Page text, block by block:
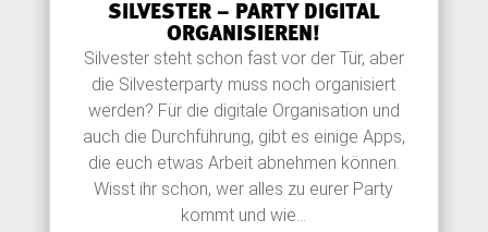
SILVESTER – PARTY DIGITAL
ORGANISIEREN!
Silvester steht schon fast vor der Tür, aber
die Silvesterparty muss noch organisiert
werden? Für die digitale Organisation und
auch die Durchführung, gibt es einige Apps,
die euch etwas Arbeit abnehmen können.
Wisst ihr schon, wer alles zu eurer Party
kommt und wie...